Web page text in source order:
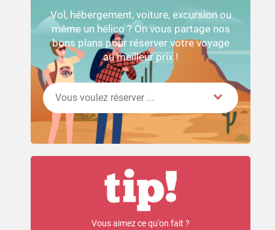
Vol, hébergement, voiture, excursion ou
même un hélico ? On vous partage nos
bons plans pour réserver votre voyage
au meilleur prix !
Vous voulez réserver ...
Vous aimez ce qu'on fait ?